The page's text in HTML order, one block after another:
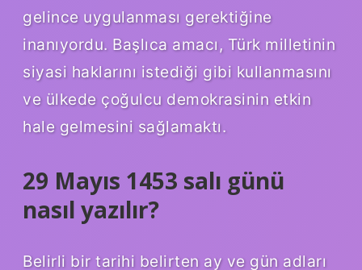
gelince uygulanması gerektiğine
inanıyordu. Başlıca amacı, Türk milletinin
siyasi haklarını istediği gibi kullanmasını
ve ülkede çoğulcu demokrasinin etkin
hale gelmesini sağlamaktı.
29 Mayıs 1453 salı günü
nasıl yazılır?
Belirli bir tarihi belirten ay ve gün adları